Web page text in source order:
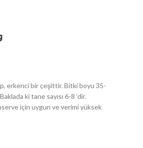
erkenci bir çeşittir. Bitki boyu 35-
ki tane sayısı 6-8 ‘dir.
için uygun ve verimi yüksek